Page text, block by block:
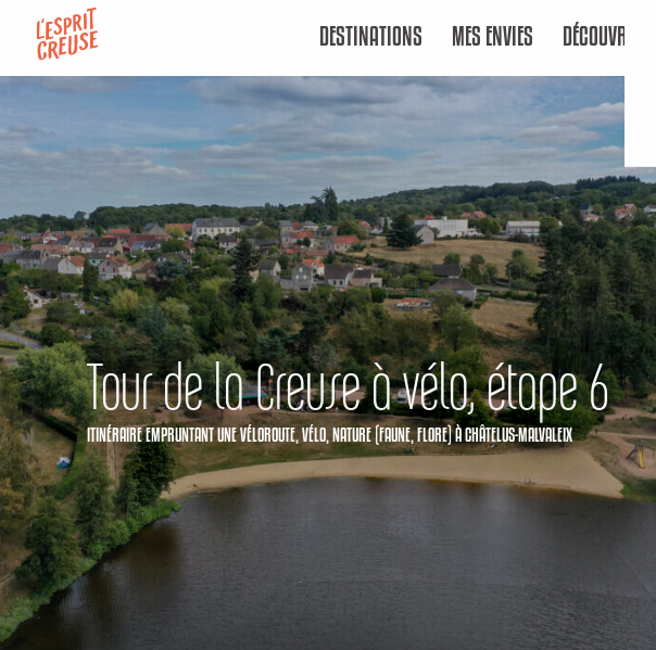
contenu
DESTINATIONS MES ENVIES DÉCOUVRIR
Tour de la Creuse à vélo, étape 6
ITINÉRAIRE EMPRUNTANT UNE VÉLOROUTE,VÉLO,NATURE (FAUNE, FLORE)À CHÂTELUS-MALVALEIX